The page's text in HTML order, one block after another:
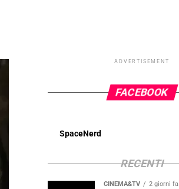
ADVERTISEMENT
FACEBOOK
SpaceNerd
RECENTI
CINEMA&TV 2 giorni fa